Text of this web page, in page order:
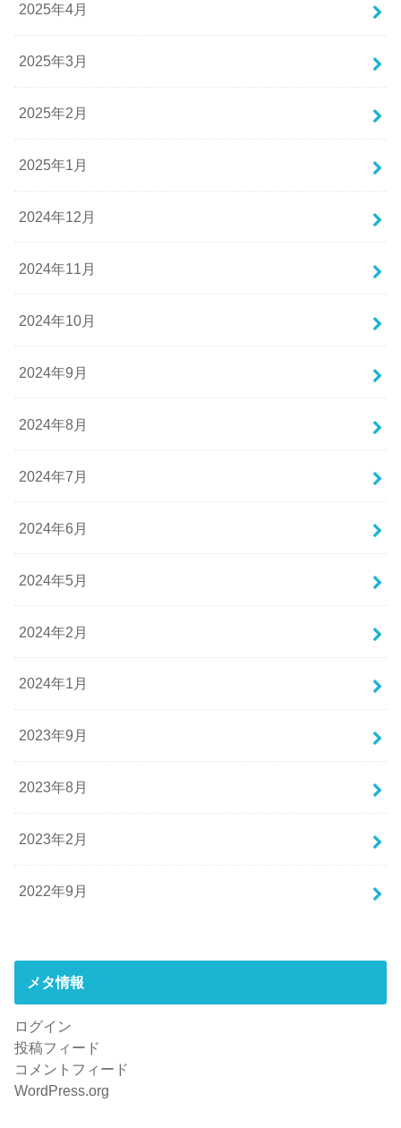
2025年4月
2025年3月
2025年2月
2025年1月
2024年12月
2024年11月
2024年10月
2024年9月
2024年8月
2024年7月
2024年6月
2024年5月
2024年2月
2024年1月
2023年9月
2023年8月
2023年2月
2022年9月
メタ情報
ログイン
投稿フィード
コメントフィード
WordPress.org